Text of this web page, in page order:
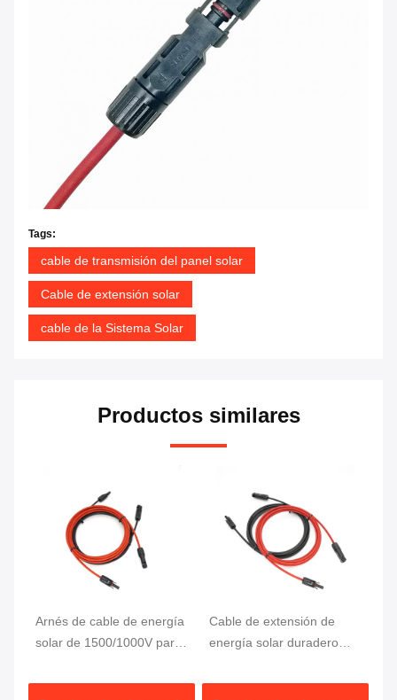
Tags:
cable de transmisión del panel solar
Cable de extensión solar
cable de la Sistema Solar
Productos similares
Arnés de cable de energía
solar de 1500/1000V para
ecológicas
Cable de extensión de
energía solar duradero
y conductor de cobre